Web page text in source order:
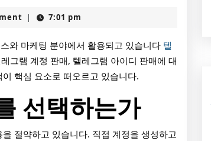
| 7:01 pm
와 마케팅 분야에서 활용되고 있습니다 텔
그램 계정 판매, 텔레그램 아이디 판매에 대
핵심 요소로 떠오르고 있습니다.
선택하는가
절약하고 있습니다. 직접 계정을 생성하고